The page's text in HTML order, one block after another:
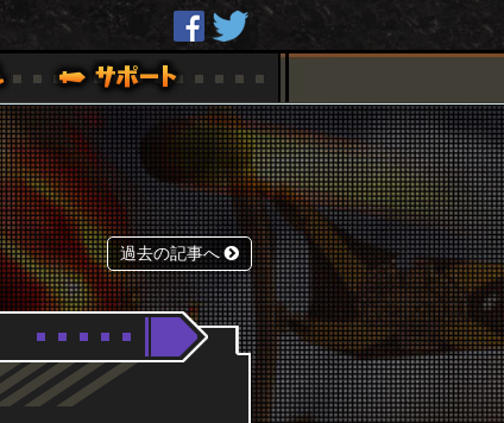
過去の記事へ